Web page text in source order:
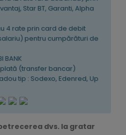
Star BT, Garanti, Alpha
4 rate prin card de debit
pentru cumpărături de
BANK
(transfer bancar)
tip : Sodexo, Edenred, Up
dvs. la gratar